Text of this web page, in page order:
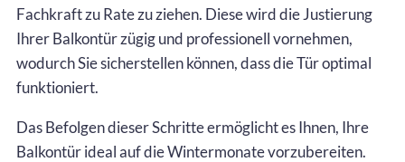
Fachkraft zu Rate zu ziehen. Diese wird die Justierung
Ihrer Balkontür zügig und professionell vornehmen,
wodurch Sie sicherstellen können, dass die Tür optimal
funktioniert.
Das Befolgen dieser Schritte ermöglicht es Ihnen, Ihre
Balkontür ideal auf die Wintermonate vorzubereiten.